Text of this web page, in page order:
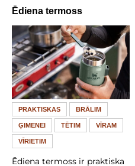
Ēdiena termoss
PRAKTISKAS BRĀLIM
ĢIMENEI TĒTIM VĪRAM
VĪRIETIM
Ēdiena termoss ir praktiska